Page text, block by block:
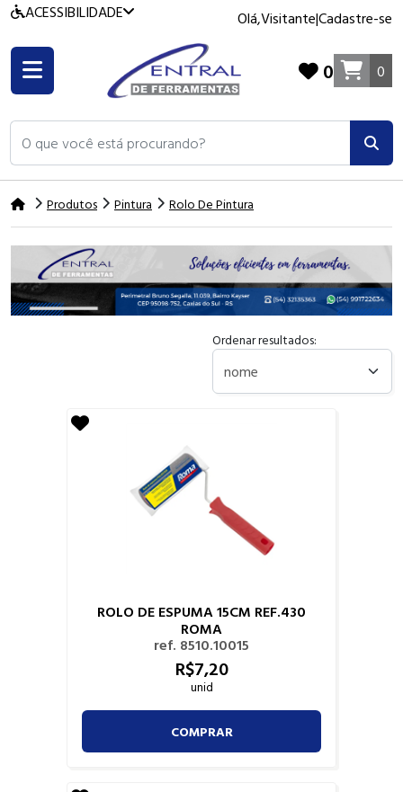
ACESSIBILIDADE Olá,Visitante|Cadastre-se
O que você está procurando?
0 0
Produtos Pintura Rolo De Pintura
Ordenar resultados:
ROLO DE ESPUMA 15CM REF.430
ROMA
ref. 8510.10015
R$7,20
unid
COMPRAR